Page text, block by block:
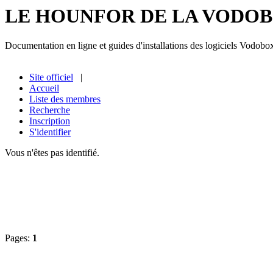
LE HOUNFOR DE LA
Documentation en ligne et guides d'installations des logiciels
Site officiel |
Accueil
Liste des membres
Recherche
Inscription
S'identifier
Vous n'êtes pas identifié.
Pages: 1